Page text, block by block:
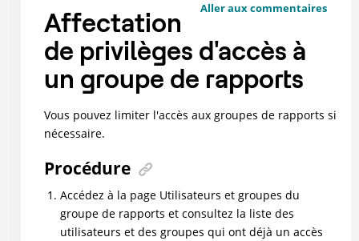
Aller aux commentaires
Affectation
de privilèges d'accès à
un groupe de rapports
Vous pouvez limiter l'accès aux groupes de rapports si
nécessaire.
Procédure
Accédez à la page Utilisateurs et groupes du
groupe de rapports et consultez la liste des
utilisateurs et des groupes qui ont déjà un accès